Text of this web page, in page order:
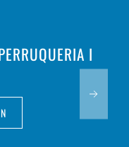
I